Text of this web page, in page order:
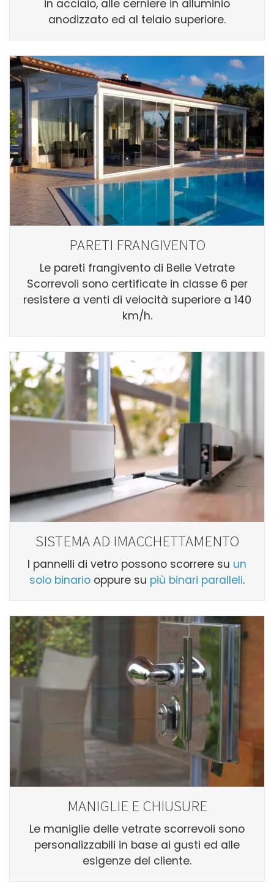
in acciaio, alle cerniere in alluminio
anodizzato ed al telaio superiore.
PARETI FRANGIVENTO
Le pareti frangivento di Belle Vetrate
Scorrevoli sono certificate in classe 6 per
resistere a venti di velocità superiore a 140
km/h.
SISTEMA AD IMACCHETTAMENTO
I pannelli di vetro possono scorrere su un
solo binario oppure su più binari paralleli.
MANIGLIE E CHIUSURE
Le maniglie delle vetrate scorrevoli sono
personalizzabili in base ai gusti ed alle
esigenze del cliente.